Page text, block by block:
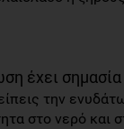
έχει σημασία
την
στο νερό και